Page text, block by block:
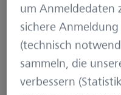
um Anmeldedaten
sichere
(technisch
sammeln, die
verbessern